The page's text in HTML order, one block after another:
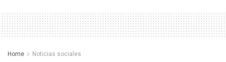
Home Noticias sociales